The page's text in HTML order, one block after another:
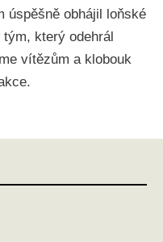
úspěšně obhájil loňské
který odehrál
vítězům a klobouk